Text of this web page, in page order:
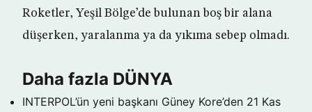
Roketler, Yeşil Bölge’de bulunan boş bir alana
düşerken, yaralanma ya da yıkıma sebep olmadı.
Daha fazla DÜNYA
INTERPOL’ün yeni başkanı Güney Kore’den 21 Kas